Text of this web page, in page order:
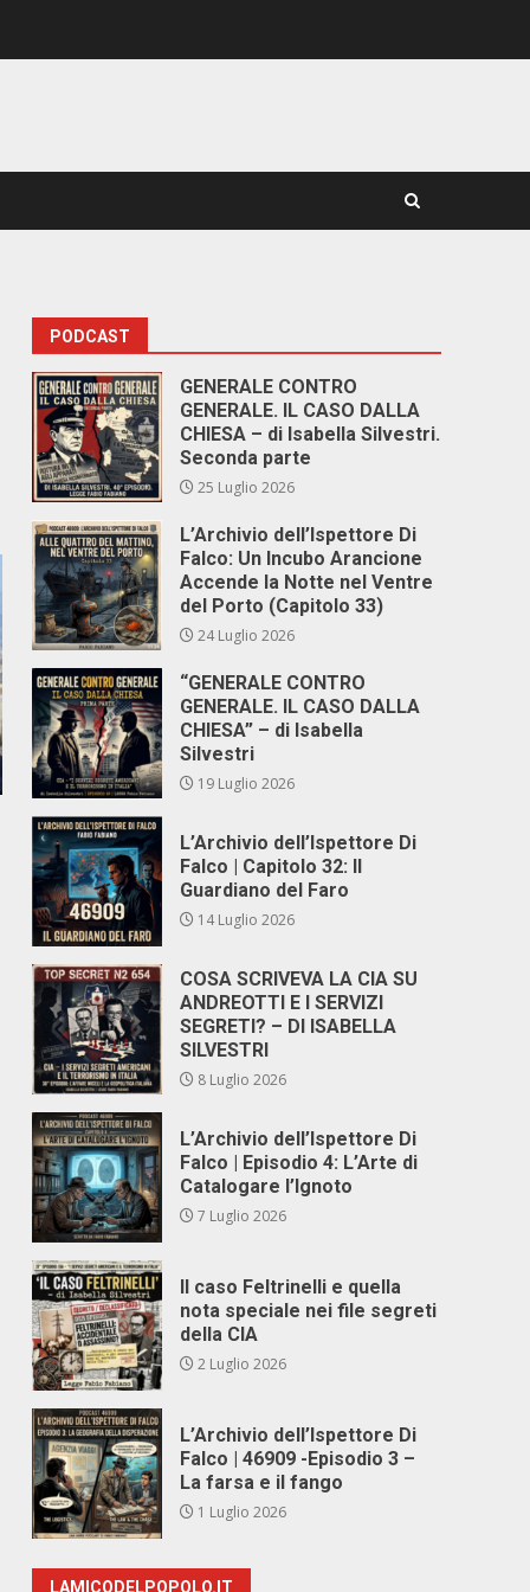
PODCAST
GENERALE CONTRO
GENERALE. IL CASO DALLA
CHIESA – di Isabella Silvestri.
Seconda parte
25 Luglio 2026
L’Archivio dell’Ispettore Di
Falco: Un Incubo Arancione
Accende la Notte nel Ventre
del Porto (Capitolo 33)
24 Luglio 2026
“GENERALE CONTRO
GENERALE. IL CASO DALLA
CHIESA” – di Isabella
Silvestri
19 Luglio 2026
L’Archivio dell’Ispettore Di
Falco | Capitolo 32: Il
Guardiano del Faro
14 Luglio 2026
COSA SCRIVEVA LA CIA SU
ANDREOTTI E I SERVIZI
SEGRETI? – DI ISABELLA
SILVESTRI
8 Luglio 2026
L’Archivio dell’Ispettore Di
Falco | Episodio 4: L’Arte di
Catalogare l’Ignoto
7 Luglio 2026
Il caso Feltrinelli e quella
nota speciale nei file segreti
della CIA
2 Luglio 2026
L’Archivio dell’Ispettore Di
Falco | 46909 -Episodio 3 –
La farsa e il fango
1 Luglio 2026
LAMICODELPOPOLO.IT